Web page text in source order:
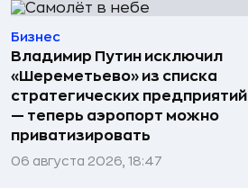
Бизнес
Владимир Путин исключил
«Шереметьево» из списка
стратегических предприятий
— теперь аэропорт можно
приватизировать
06 августа 2026, 18:47